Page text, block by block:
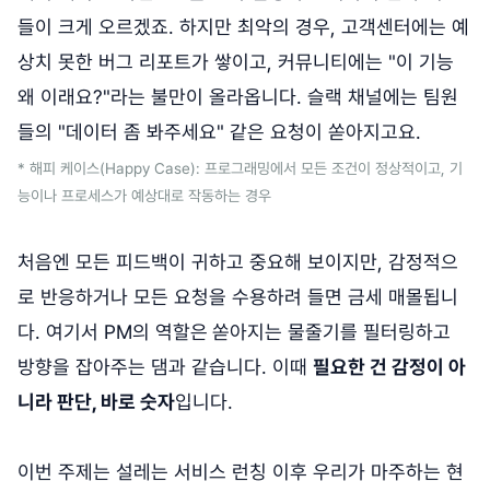
들이 크게 오르겠죠. 하지만 최악의 경우, 고객센터에는 예
상치 못한 버그 리포트가 쌓이고, 커뮤니티에는 "이 기능
왜 이래요?"라는 불만이 올라옵니다. 슬랙 채널에는 팀원
들의 "데이터 좀 봐주세요" 같은 요청이 쏟아지고요.
* 해피 케이스(Happy Case): 프로그래밍에서 모든 조건이 정상적이고, 기
능이나 프로세스가 예상대로 작동하는 경우
처음엔 모든 피드백이 귀하고 중요해 보이지만, 감정적으
로 반응하거나 모든 요청을 수용하려 들면 금세 매몰됩니
다. 여기서 PM의 역할은 쏟아지는 물줄기를 필터링하고
방향을 잡아주는 댐과 같습니다. 이때 필요한 건 감정이 아
니라 판단, 바로 숫자입니다.
이번 주제는 설레는 서비스 런칭 이후 우리가 마주하는 현